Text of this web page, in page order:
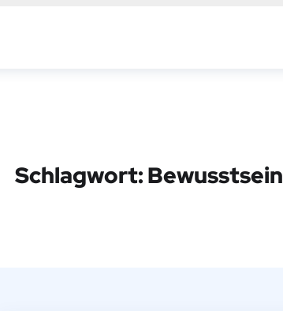
Schlagwort:Bewusstsein